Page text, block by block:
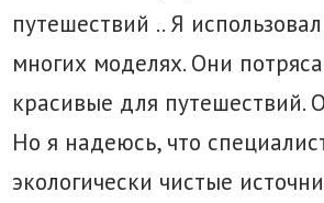
путешествий .. Я
многих моделях. Они
красивые для путешествий.
Но я надеюсь, что
экологически чистые